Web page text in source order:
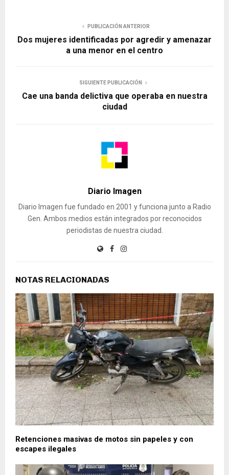
PUBLICACIÓN ANTERIOR
Dos mujeres identificadas por agredir y amenazar
a una menor en el centro
SIGUIENTE PUBLICACIÓN
Cae una banda delictiva que operaba en nuestra
ciudad
Diario Imagen
Diario Imagen fue fundado en 2001 y funciona junto a Radio
Gen. Ambos medios están integrados por reconocidos
periodistas de nuestra ciudad.
NOTAS RELACIONADAS
Retenciones masivas de motos sin papeles y con
escapes ilegales